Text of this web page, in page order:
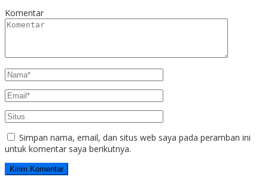
Komentar
Simpan nama, email, dan situs web saya pada peramban ini
untuk komentar saya berikutnya.